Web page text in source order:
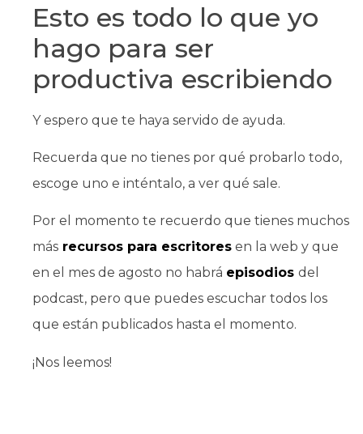
Esto es todo lo que yo
hago para ser
productiva escribiendo
Y espero que te haya servido de ayuda.
Recuerda que no tienes por qué probarlo todo,
escoge uno e inténtalo, a ver qué sale.
Por el momento te recuerdo que tienes muchos
más recursos para escritores en la web y que
en el mes de agosto no habrá episodios del
podcast, pero que puedes escuchar todos los
que están publicados hasta el momento.
¡Nos leemos!